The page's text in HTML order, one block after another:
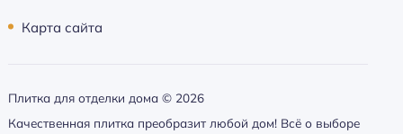
Карта сайта
Плитка для отделки дома © 2026
Качественная плитка преобразит любой дом! Всё о выборе